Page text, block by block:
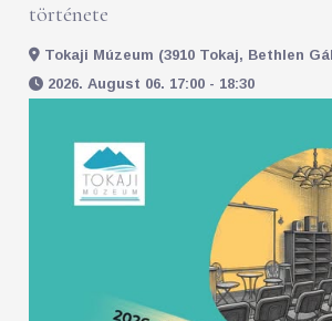
története
Tokaji Múzeum (3910 Tokaj, Bethlen
2026. August 06. 17:00 - 18:30